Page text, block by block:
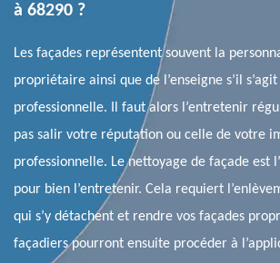
à 68290 ?
Les façades représentent souvent la
propriétaire ainsi que de l’enseigne s’il s’agit
professionnelle. Il faut alors l’entretenir
pas salir votre réputation ou celle de votre
professionnelle. Le nettoyage de façade est
pour bien l’entretenir. Cela requiert
qui s’y détachent et rendre vos façades
façadiers pourront ensuite procéder à